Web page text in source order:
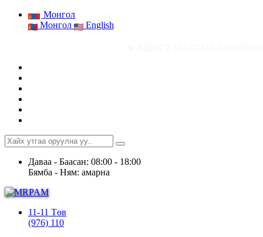
Монгол
Монгол
English
Даваа - Баасан: 08:00 - 18:00
Бямба - Ням: амарна
11-11 Төв
(976) 110